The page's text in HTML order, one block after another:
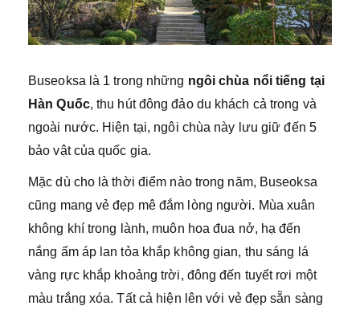
Buseoksa là 1 trong những ngôi chùa nổi tiếng tại
Hàn Quốc, thu hút đông đảo du khách cả trong và
ngoài nước. Hiện tại, ngôi chùa này lưu giữ đến 5
bảo vật của quốc gia.
Mặc dù cho là thời điểm nào trong năm, Buseoksa
cũng mang vẻ đẹp mê đắm lòng người. Mùa xuân
không khí trong lành, muôn hoa đua nở, hạ đến
nắng ấm áp lan tỏa khắp không gian, thu sáng lá
vàng rực khắp khoảng trời, đông đến tuyết rơi một
màu trắng xóa. Tất cả hiện lên với vẻ đẹp sẵn sàng